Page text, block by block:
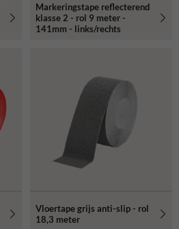
Markeringstape reflecterend
klasse 2 - rol 9 meter -
141mm - links/rechts
Vloertape grijs anti-slip - rol
18,3 meter